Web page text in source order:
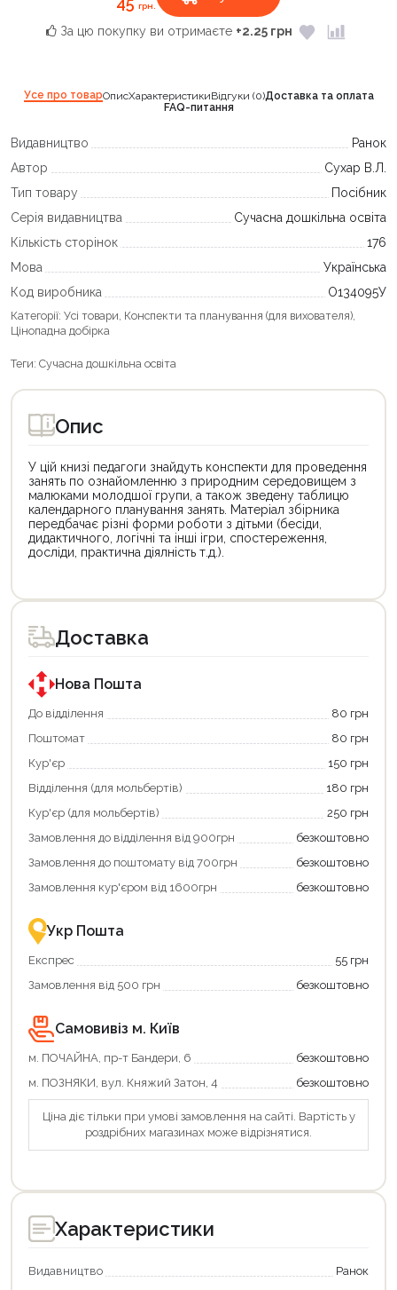
грн.
За цю покупку ви отримаєте +2.25 грн
Усе про товарОписХарактеристикиВідгуки (0)Доставка та оплата
FAQ-питання
Видавництво
Ранок
Автор
Сухар В.Л.
Тип товару
Посібник
Серія видавництва
Сучасна дошкільна освіта
Кількість сторінок
176
Мова
Українська
Код виробника
О134095У
Категорії: Усі товари Конспекти та планування (для вихователя)
Цінопадна добірка
Теги: Сучасна дошкільна освіта
Опис
У цій книзі педагоги знайдуть конспекти для проведення
занять по ознайомленню з природним середовищем з
малюками молодшої групи, а також зведену таблицю
календарного планування занять. Матеріал збірника
передбачає різні форми роботи з дітьми (бесіди,
дидактичного, логічні та інші ігри, спостереження,
досліди, практична діялність т.д.).
товар
для
покупки
державною
програмою
єКнига.
Використовуйте
карту
щоб
зекономити
та
отримати
переваги!
картою
єКнига
–
зручно
та
товар
для
покупки
державною
програмою
«Національний
кешбек».
покупку
«Національний
кешбек»
та
отримуйте
повернення
Економте
більше
разом
державною
підтримкою!
Доставка
Нова Пошта
До відділення
80 грн
Поштомат
80 грн
Кур'єр
150 грн
Відділення (для мольбертів)
180 грн
Кур'єр (для мольбертів)
250 грн
Замовлення до відділення від 900грн
безкоштовно
Замовлення до поштомату від 700грн
безкоштовно
Замовлення кур'єром від 1600грн
безкоштовно
Укр Пошта
Експрес
55 грн
Замовлення від 500 грн
безкоштовно
Самовивіз м. Київ
м. ПОЧАЙНА, пр-т Бандери, 6
безкоштовно
м. ПОЗНЯКИ, вул. Княжий Затон, 4
безкоштовно
Ціна діє тільки при умові замовлення на сайті. Вартість у
роздрібних магазинах може відрізнятися.
Характеристики
Видавництво
Ранок